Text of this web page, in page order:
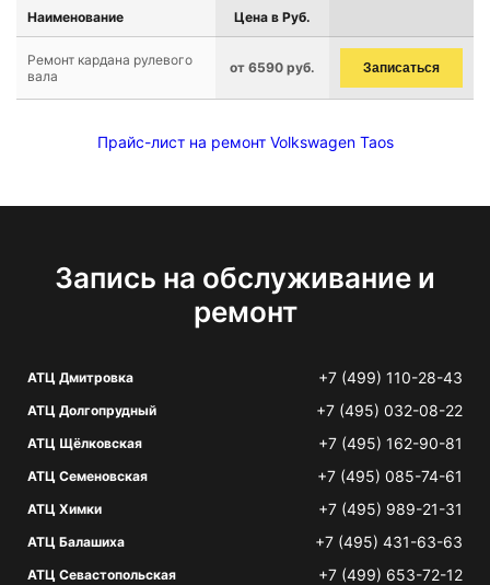
Наименование Цена в Руб.
Ремонт кардана рулевого
вала
от 6590 руб. Записаться
Прайс-лист на ремонт Volkswagen Taos
Запись на обслуживание и
ремонт
АТЦ Дмитровка +7 (499) 110-28-43
АТЦ Долгопрудный +7 (495) 032-08-22
АТЦ Щёлковская +7 (495) 162-90-81
АТЦ Семеновская +7 (495) 085-74-61
АТЦ Химки +7 (495) 989-21-31
АТЦ Балашиха +7 (495) 431-63-63
АТЦ Севастопольская +7 (499) 653-72-12